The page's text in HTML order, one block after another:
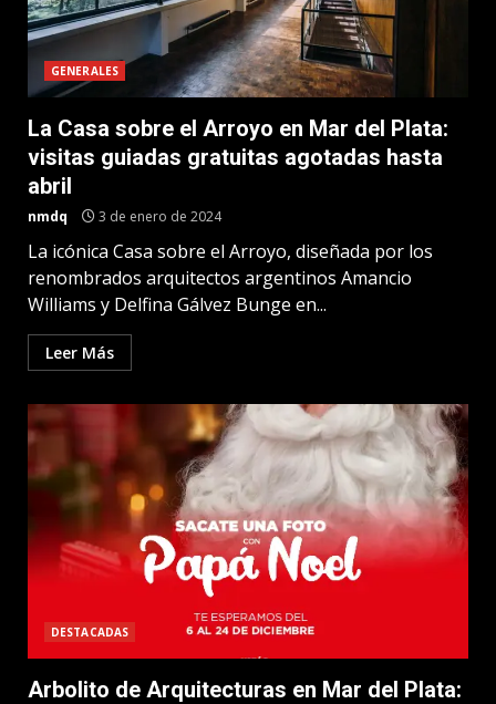
GENERALES
La Casa sobre el Arroyo en Mar del Plata:
visitas guiadas gratuitas agotadas hasta
abril
nmdq 3 de enero de 2024
La icónica Casa sobre el Arroyo, diseñada por los
renombrados arquitectos argentinos Amancio
Williams y Delfina Gálvez Bunge en...
Leer Más
DESTACADAS
Arbolito de Arquitecturas en Mar del Plata: